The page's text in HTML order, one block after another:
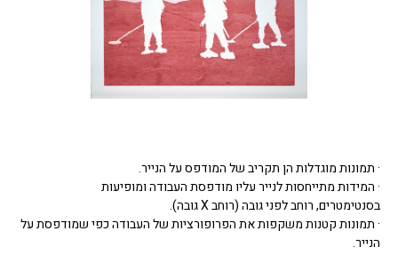
· תמונות מוגדלות הן תקריב של המודפס על הנייר.
· המידות מתייחסות לנייר עליו מודפסת העבודה ומופיעות
בסנטימטרים, רוחב לפני גובה (רוחב X גובה).
· תמונות קטנות משקפות את הפרופורציות של העבודה כפי שמודפסת על
הנייר.